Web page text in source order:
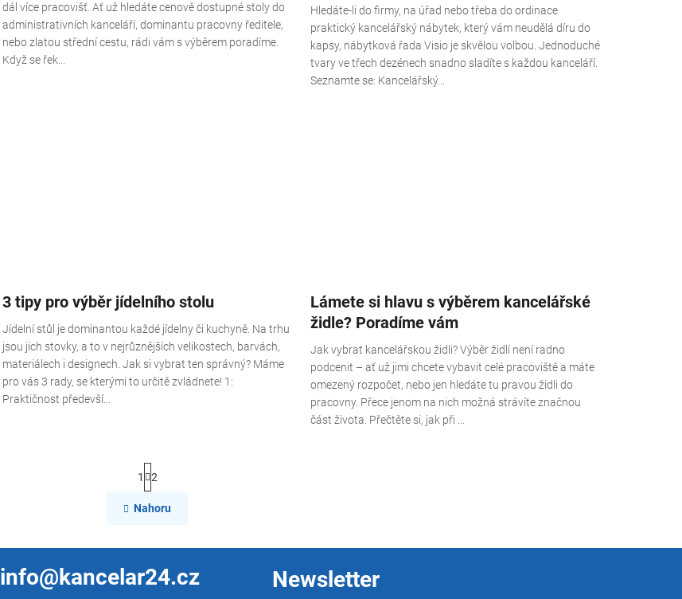
dál více pracovišť. Ať už hledáte cenově dostupné stoly do
administrativních kanceláří, dominantu pracovny ředitele,
nebo zlatou střední cestu, rádi vám s výběrem poradíme.
Když se řek...
Hledáte-li do firmy, na úřad nebo třeba do ordinace
praktický kancelářský nábytek, který vám neudělá díru do
kapsy, nábytková řada Visio je skvělou volbou. Jednoduché
tvary ve třech dezénech snadno sladíte s každou kanceláří.
Seznamte se: Kancelářský...
3 tipy pro výběr jídelního stolu
Jídelní stůl je dominantou každé jídelny či kuchyně. Na trhu
jsou jich stovky, a to v nejrůznějších velikostech, barvách,
materiálech i designech. Jak si vybrat ten správný? Máme
pro vás 3 rady, se kterými to určitě zvládnete! 1:
Praktičnost předevší...
Lámete si hlavu s výběrem kancelářské
židle? Poradíme vám
Jak vybrat kancelářskou židli? Výběr židlí není radno
podcenit – ať už jimi chcete vybavit celé pracoviště a máte
omezený rozpočet, nebo jen hledáte tu pravou židli do
pracovny. Přece jenom na nich možná strávíte značnou
část života. Přečtěte si, jak při ...
O
v
á
a
t
r
á
o
á
1 2
Nahoru
info@kancelar24.cz Newsletter